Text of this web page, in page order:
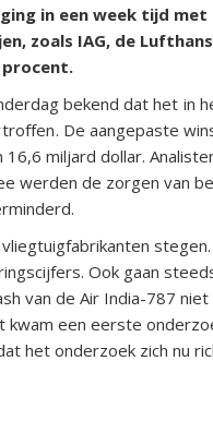
in een week tijd
zoals IAG, de
bekend dat het in
De aangepaste
miljard dollar.
werden de zorgen van
Ook gaan
van de Air India-787
kwam een eerste
het onderzoek zich nu